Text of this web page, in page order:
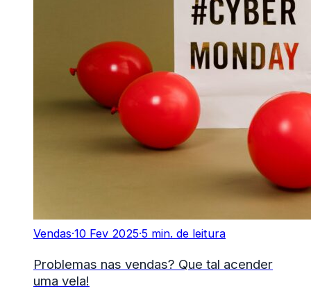
Vendas·10 Fev 2025·5 min. de leitura
Problemas nas vendas? Que tal acender
uma vela!